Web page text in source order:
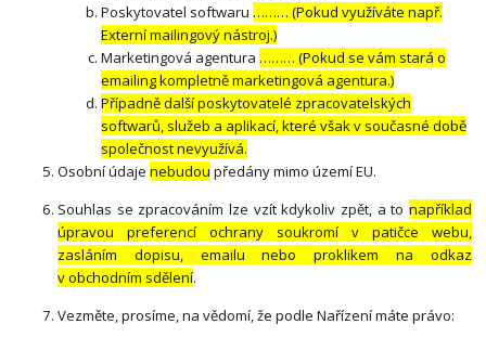
Poskytovatel softwaru ……… (Pokud využíváte např.
Externí mailingový nástroj.)
Marketingová agentura ……… (Pokud se vám stará o
emailing kompletně marketingová agentura.)
Případně další poskytovatelé zpracovatelských
softwarů, služeb a aplikací, které však v současné době
společnost nevyužívá.
Osobní údajenebudou předány mimo území EU.
Souhlas se zpracováním lze vzít kdykoliv zpět, a to například
úpravou preferencí ochrany soukromí v patičce webu,
zasláním dopisu, emailu nebo proklikem na odkaz
v obchodním sdělení.
Vezměte, prosíme, na vědomí, že podle Nařízení máte právo: